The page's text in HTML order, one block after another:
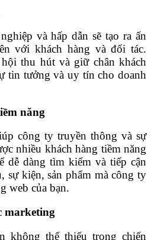
và hấp dẫn sẽ tạo ra ấn
với khách hàng và đối tác.
thu hút và giữ chân khách
tin tưởng và uy tín cho doanh
năng
công ty truyền thông và sự
nhiều khách hàng tiềm năng
dễ dàng tìm kiếm và tiếp cận
sự kiện, sản phẩm mà công ty
web của bạn.
marketing
không thể thiếu trong chiến